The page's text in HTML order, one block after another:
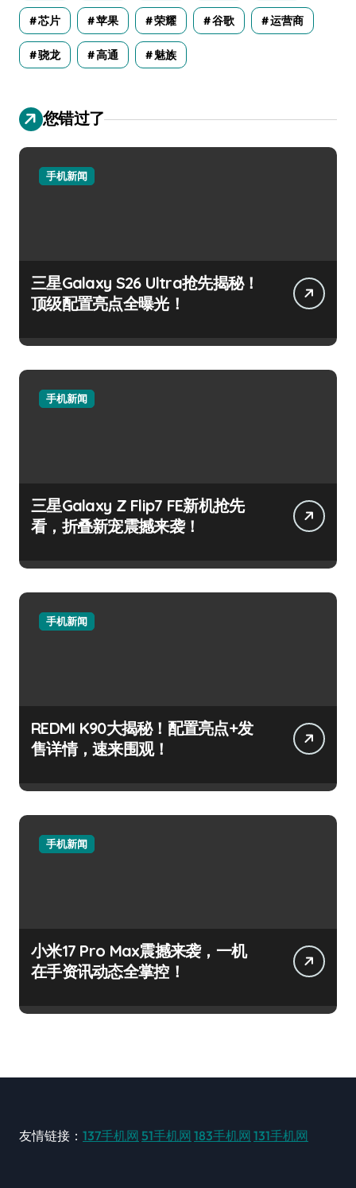
芯片 苹果 荣耀 谷歌 运营商
骁龙 高通 魅族
您错过了
手机新闻
三星Galaxy S26 Ultra抢先揭秘！
顶级配置亮点全曝光！
手机新闻
三星Galaxy Z Flip7 FE新机抢先
看，折叠新宠震撼来袭！
手机新闻
REDMI K90大揭秘！配置亮点+发
售详情，速来围观！
手机新闻
小米17 Pro Max震撼来袭，一机
在手资讯动态全掌控！
友情链接： 137手机网 51手机网 183手机网 131手机网